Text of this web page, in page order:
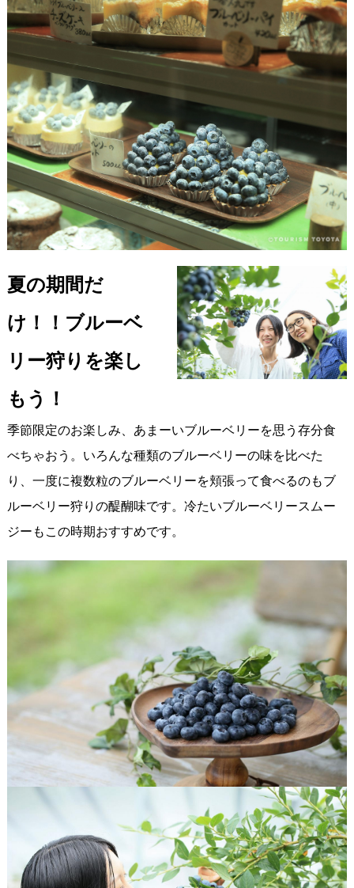
夏の期間だ
け！！ブルーベ
リー狩りを楽し
もう！
季節限定のお楽しみ、あまーいブルーベリーを思う存分食
べちゃおう。いろんな種類のブルーベリーの味を比べた
り、一度に複数粒のブルーベリーを頬張って食べるのもブ
ルーベリー狩りの醍醐味です。冷たいブルーベリースムー
ジーもこの時期おすすめです。